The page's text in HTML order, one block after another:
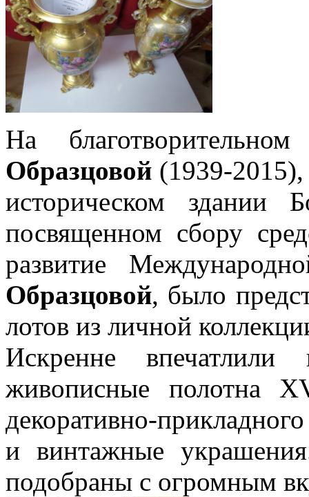
На
Образцовой (1939-
историческом здании
посвященном сбору
развитие
Образцовой, было
лотов из личной
Искренне
живописные полотна
декоративно-
и винтажные
подобраны с огромным